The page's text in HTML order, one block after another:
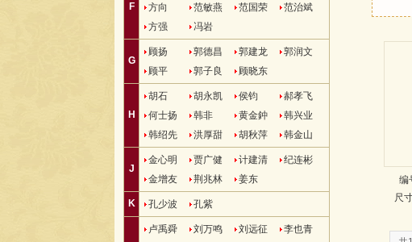
F
方向
范敏燕 范国荣
范治斌
方强
冯岩
G
顾扬 郭德昌 郭建龙
郭润文
顾平
郭子良 顾晓东
H
胡石 胡永凯 侯钧
郝孝飞
何士扬
韩非 黄金鈡
韩兴业
韩绍先
洪厚甜 胡秋萍 韩金山
J
金心明 贾广健 计建清
纪连彬
金增友
荆兆林 姜东
K 孔少波 孔紫
卢禹舜 刘万鸣 刘远征
李也青
编
尺